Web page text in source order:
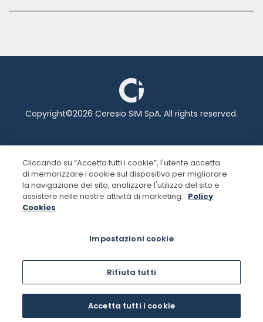
Copyright©2026 Ceresio SIM SpA. All rights reserved.
Whistleblowing
Informativa legale
Privacy
Cliccando su “Accetta tutti i cookie”, l'utente accetta
di memorizzare i cookie sul dispositivo per migliorare
la navigazione del sito, analizzare l'utilizzo del sito e
assistere nelle nostre attività di marketing. Policy
Cookies
Impostazioni cookie
Rifiuta tutti
Accetta tutti i cookie